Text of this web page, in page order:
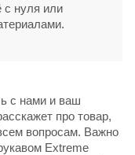
нуля или
с нами и ваш
про товар,
вопросам. Важно
Extreme